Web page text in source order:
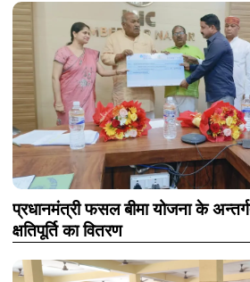
प्रधानमंत्री फसल बीमा योजना के
क्षतिपूर्ति का वितरण